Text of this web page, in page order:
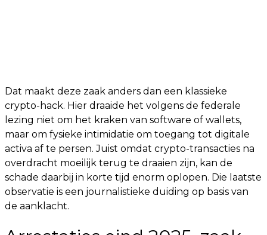
Dat maakt deze zaak anders dan een klassieke
crypto-hack. Hier draaide het volgens de federale
lezing niet om het kraken van software of wallets,
maar om fysieke intimidatie om toegang tot digitale
activa af te persen. Juist omdat crypto-transacties na
overdracht moeilijk terug te draaien zijn, kan de
schade daarbij in korte tijd enorm oplopen. Die laatste
observatie is een journalistieke duiding op basis van
de aanklacht.